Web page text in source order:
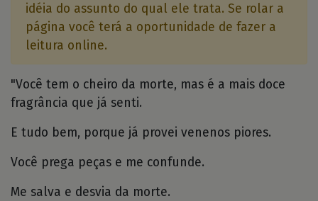
idéia do assunto do qual ele trata. Se rolar a
página você terá a oportunidade de fazer a
leitura online.
"Você tem o cheiro da morte, mas é a mais doce
fragrância que já senti.
E tudo bem, porque já provei venenos piores.
Você prega peças e me confunde.
Me salva e desvia da morte.